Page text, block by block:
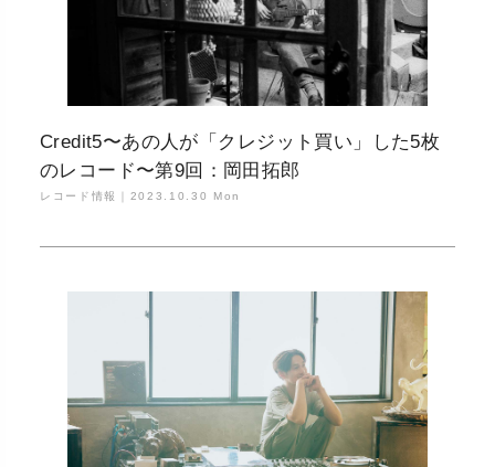
Credit5〜あの人が「クレジット買い」した5枚
のレコード〜第9回：岡田拓郎
レコード情報｜ 2023.10.30 Mon